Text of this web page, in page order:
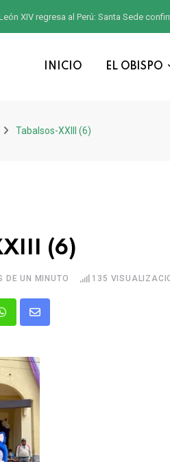
XIV regresa al Perú: Santa Sede
INICIO EL OBISPO
Tabalsos-XXIII (6)
(6)
DE UN MINUTO 135